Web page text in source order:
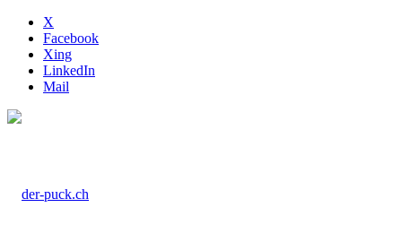
X
Facebook
Xing
LinkedIn
Mail